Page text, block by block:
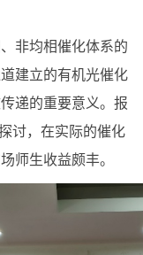
非均相催化体系的
建立的有机光催化
递的重要意义。报
讨，在实际的催化
师生收益颇丰。